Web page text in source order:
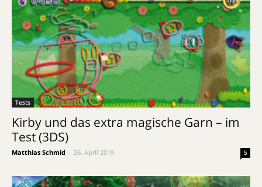
Tests
Kirby und das extra magische Garn – im
Test (3DS)
Matthias Schmid 26. April 2019 5